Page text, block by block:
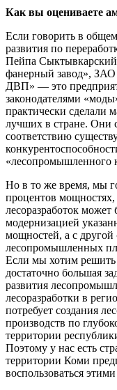
Как вы оцениваете
Если говорить в
развития по
Пейпа
фанерный завод»,
ДВП» — это
законодателями
практически сделали
лучших в стране. Они
соответствию
«лесопромышленного
Но в то же время, мы
процентов
лесоразработок
модернизацией
мощностей, а с
лесопромышленных
Если мы хотим решить
достаточно большая
развития
лесоразработки в
потребует создания
производств по
территории
Поэтому у нас есть
территории Коми
воспользоваться